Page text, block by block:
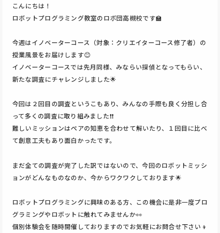
こんにちは！
ロボットプログラミング教室のロボ団高槻校です🏫
今週はイノベーターコース（対象：クリエイターコース修了者）の
授業風景をお届けします😊
イノベーターコースでは先月同様、みならい探偵となってもらい、
新たな調査にチャレンジしました🌟
今回は２回目の調査というこもあり、みんなの手際も良く分担し合
って多くの調査に取り組みました❗❗
難しいミッションはペアの知恵を合わせて解いたり、１回目に比べ
て創意工夫もあり面白かったです。
まだ全ての調査が完了した訳ではないので、今回のロボットミッシ
ョンがどんなものなのか、今からワクワクしております🌟
ロボットプログラミングに興味のある方、この機会に是非一度プロ
グラミングやロボットに触れてみませんか👀
個別体験会を随時開催しておりますのでお気軽にお問合せ下さい👦